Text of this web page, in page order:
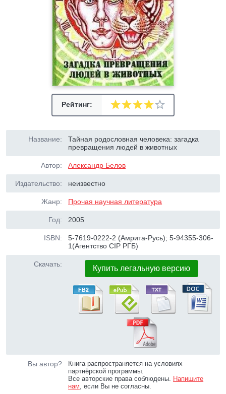
Рейтинг:
Название:
Тайная родословная человека: загадка
превращения людей в животных
Автор: Александр Белов
Издательство: неизвестно
Жанр: Прочая научная литература
Год: 2005
ISBN:
5-7619-0222-2 (Амрита-Русь); 5-94355-306-
1(Агентство CIP РГБ)
Скачать: Купить легальную версию
Вы автор?
Книга распространяется на условиях
партнёрской программы.
Все авторские права соблюдены. Напишите
нам, если Вы не согласны.